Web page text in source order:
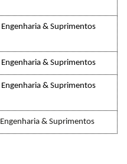
Engenharia & Suprimentos
Engenharia & Suprimentos
Engenharia & Suprimentos
Engenharia & Suprimentos